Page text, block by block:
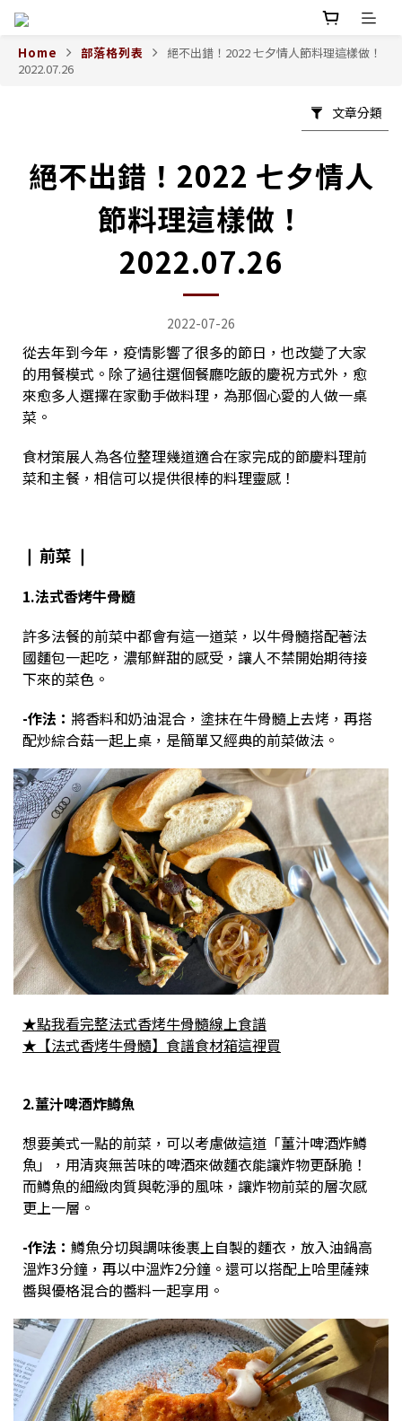
Home 部落格列表
絕不出錯！2022 七夕情人節料理這樣做！
2022.07.26
文章分類
絕不出錯！2022 七夕情人
節料理這樣做！
2022.07.26
2022-07-26
從去年到今年，疫情影響了很多的節日，也改變了大家
的用餐模式。 除了過往選個餐廳吃飯的慶祝方式外， 愈
來愈多人選擇在家動手做料理，為那個心愛的人做一桌
菜。
食材策展人為各位整理幾道適合在家完成的節慶料理前
菜和主餐， 相信可以提供很棒的料理靈感！
❘ 前菜 ❘
1.法式香烤牛骨髓
許多法餐的前菜中都會有這一道菜，以牛骨髓搭配著法
國麵包一起吃，濃郁鮮甜的感受，讓人不禁開始期待接
下來的菜色。
-作法： 將香料和奶油混合，塗抹在牛骨髓上去烤，再搭
配炒綜合菇一起上桌，是簡單又經典的前菜做法。
★點我看完整法式香烤牛骨髓線上食譜
★【法式香烤牛骨髓】食譜食材箱這裡買
2.薑汁啤酒炸鱒魚
想要美式一點的前菜，可以考慮做這道「薑汁啤酒炸鱒
魚」，用清爽無苦味的啤酒來做麵衣能讓炸物更酥脆！
而鱒魚的細緻肉質與乾淨的風味，讓炸物前菜的層次感
更上一層。
-作法： 鱒魚分切與調味後裹上自製的麵衣，放入油鍋高
溫炸3分鐘，再以中溫炸2分鐘。還可以搭配上哈里薩辣
醬與優格混合的醬料一起享用。